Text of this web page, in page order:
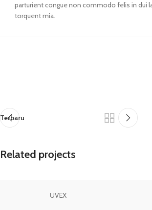
parturient congue non commodo felis in dui
torquent mia.
Terbaru
Related projects
UVEX